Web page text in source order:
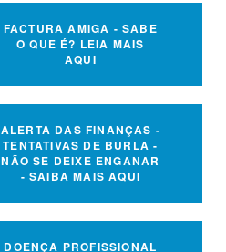
FACTURA AMIGA - SABE
O QUE É? LEIA MAIS
AQUI
ALERTA DAS FINANÇAS -
TENTATIVAS DE BURLA -
NÃO SE DEIXE ENGANAR
- SAIBA MAIS AQUI
DOENÇA PROFISSIONAL